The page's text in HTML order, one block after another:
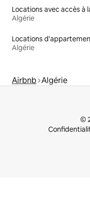
Algérie
Locations
Algérie
Airbnb Algérie
©